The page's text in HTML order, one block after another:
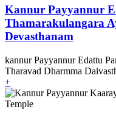
Kannur Payyannur
Thamarakulangara
Devasthanam
kannur Payyannur Edattu
Tharavad Dharmma
+